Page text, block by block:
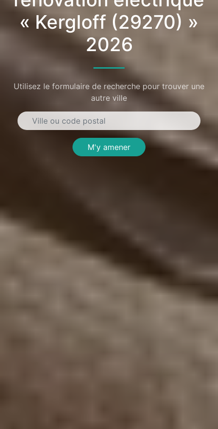
« Kergloff (29270) »
2026
Utilisez le formulaire de recherche pour trouver une
autre ville
M'y amener